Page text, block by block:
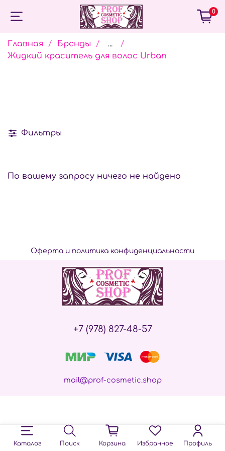
0
Главная Бренды
...
Жидкий краситель для волос Urban
Фильтры
По вашему запросу ничего не найдено
Оферта и политика конфиденциальности
+7 (978) 827-48-57
mail@prof-cosmetic.shop
Каталог Поиск Корзина Избранное Профиль